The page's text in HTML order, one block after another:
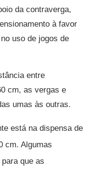
da contraverga,
à favor
uso de jogos de
entre
cm, as vergas e
umas às outras.
está na dispensa de
cm. Algumas
que as